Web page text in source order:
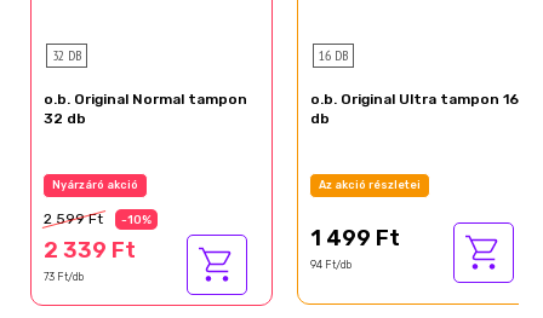
32 DB
o.b. Original Normal tampon
32 db
Nyárzáró akció
2 599 Ft -10%
2 339 Ft
73 Ft/db
16 DB
o.b. Original Ultra tampon 16
db
Az akció részletei
1 499 Ft
94 Ft/db